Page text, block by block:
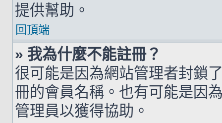
提供幫助。
回頂端
» 我為什麼不能註冊？
很可能是因為網站管理者封鎖
冊的會員名稱。也有可能是因
管理員以獲得協助。